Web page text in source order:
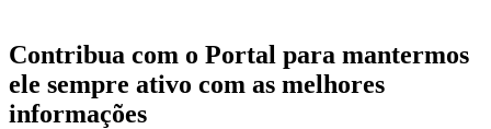
Contribua com o Portal para mantermos
ele sempre ativo com as melhores
informações